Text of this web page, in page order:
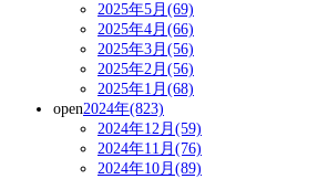
2025年5月(69)
2025年4月(66)
2025年3月(56)
2025年2月(56)
2025年1月(68)
open2024年(823)
2024年12月(59)
2024年11月(76)
2024年10月(89)